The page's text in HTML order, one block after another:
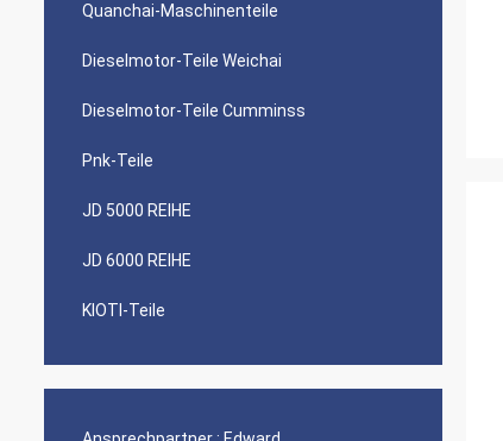
Quanchai-Maschinenteile
Dieselmotor-Teile Weichai
Dieselmotor-Teile Cumminss
Pnk-Teile
JD 5000 REIHE
JD 6000 REIHE
KIOTI-Teile